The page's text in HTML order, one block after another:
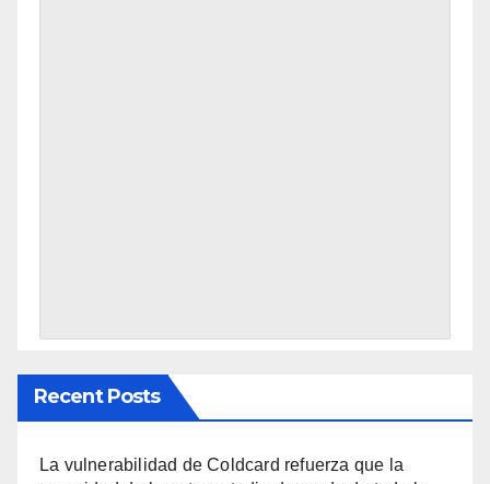
Recent Posts
La vulnerabilidad de Coldcard refuerza que la